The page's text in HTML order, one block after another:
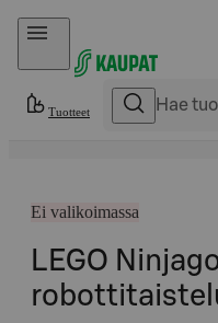
Hyppää sisältöön
Tuotteet
Ei valikoimassa
LEGO